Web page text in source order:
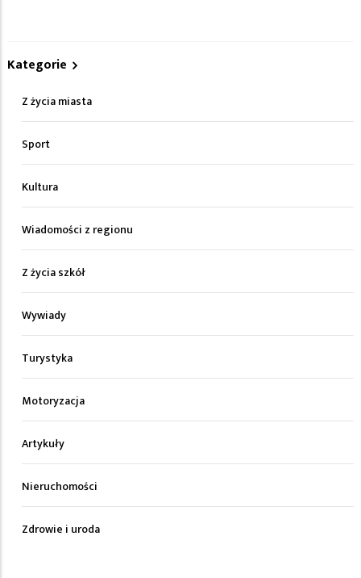
Kategorie
Z życia miasta
Sport
Kultura
Wiadomości z regionu
Z życia szkół
Wywiady
Turystyka
Motoryzacja
Artykuły
Nieruchomości
Zdrowie i uroda